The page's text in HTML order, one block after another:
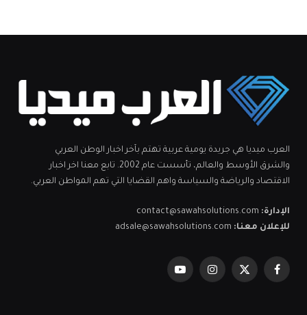
العرب ميديا هي جريدة يومية عربية تهتم بآخر اخبار الوطن العربي
والشرق الأوسط والعالم، تأسست عام 2002. تابع معنا اخر اخبار
الاقتصاد والرياضة والسياسة واهم القضايا التي تهم المواطن العربي.
الإدارة: contact@sawahsolutions.com
للإعلان معنا: adsale@sawahsolutions.com
فيسبوكX
الانستغراميوتيوب